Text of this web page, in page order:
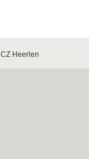
Heerlen